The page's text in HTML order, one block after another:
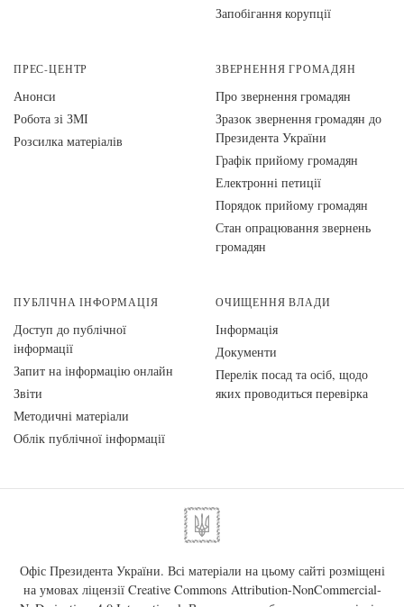
Запобігання корупції
ПРЕС-ЦЕНТР
Анонси
Робота зі ЗМІ
Розсилка матеріалів
ЗВЕРНЕННЯ ГРОМАДЯН
Про звернення громадян
Зразок звернення громадян до
Президента України
Графік прийому громадян
Електронні петиції
Порядок прийому громадян
Стан опрацювання звернень
громадян
ПУБЛІЧНА ІНФОРМАЦІЯ
Доступ до публічної
інформації
Запит на інформацію онлайн
Звіти
Методичні матеріали
Облік публічної інформації
ОЧИЩЕННЯ ВЛАДИ
Інформація
Документи
Перелік посад та осіб, щодо
яких проводиться перевірка
Офіс Президента України. Всі матеріали на цьому сайті розміщені
на умовах ліцензії Creative Commons Attribution-NonCommercial-